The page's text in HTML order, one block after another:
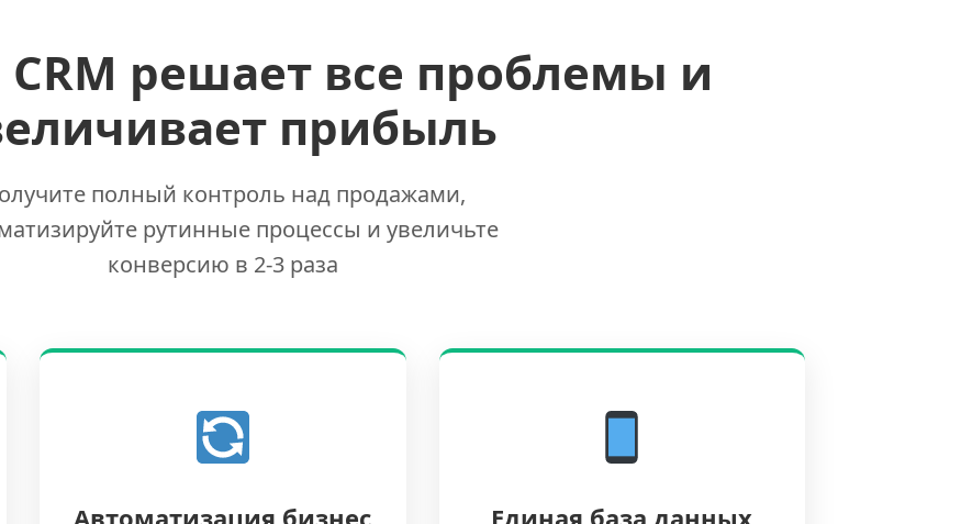
решает все проблемы и
прибыль
полный контроль над продажами,
рутинные процессы и увеличьте
конверсию в 2-3 раза
Автоматизация бизнес Единая база данных